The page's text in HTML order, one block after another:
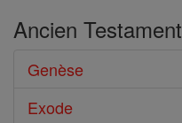
Ancien Testament
Genèse
Exode